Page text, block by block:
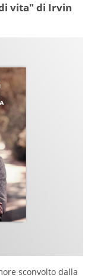
vita" di Irvin
sconvolto dalla